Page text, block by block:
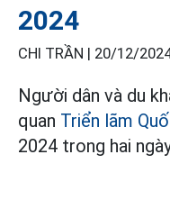
2024
CHI TRẦN | 20/12/
Người dân và du
quan Triển lãm
2024 trong hai